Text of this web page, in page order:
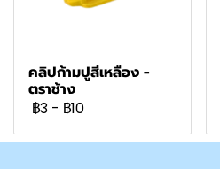
คลิปก้ามปูสีเหลือง -
ตราช้าง
฿3 - ฿10